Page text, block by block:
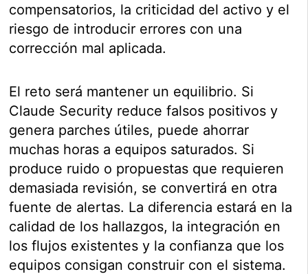
compensatorios, la criticidad del activo y el
riesgo de introducir errores con una
corrección mal aplicada.
El reto será mantener un equilibrio. Si
Claude Security reduce falsos positivos y
genera parches útiles, puede ahorrar
muchas horas a equipos saturados. Si
produce ruido o propuestas que requieren
demasiada revisión, se convertirá en otra
fuente de alertas. La diferencia estará en la
calidad de los hallazgos, la integración en
los flujos existentes y la confianza que los
equipos consigan construir con el sistema.